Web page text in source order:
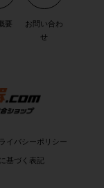
要
お問い合わ
せ
イバシーポリシー
基づく表記